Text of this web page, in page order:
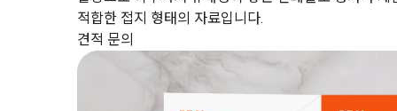
적합한 접지 형태의 자료입니다.
견적 문의